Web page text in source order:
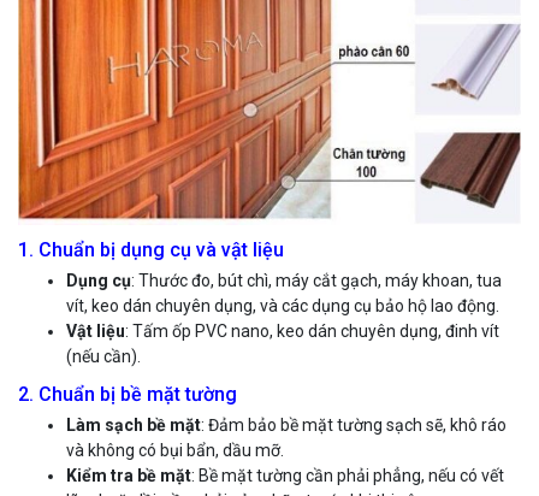
1. Chuẩn bị dụng cụ và vật liệu
Dụng cụ: Thước đo, bút chì, máy cắt gạch, máy khoan, tua
vít, keo dán chuyên dụng, và các dụng cụ bảo hộ lao động.
Vật liệu: Tấm ốp PVC nano, keo dán chuyên dụng, đinh vít
(nếu cần).
2. Chuẩn bị bề mặt tường
Làm sạch bề mặt: Đảm bảo bề mặt tường sạch sẽ, khô ráo
và không có bụi bẩn, dầu mỡ.
Kiểm tra bề mặt: Bề mặt tường cần phải phẳng, nếu có vết